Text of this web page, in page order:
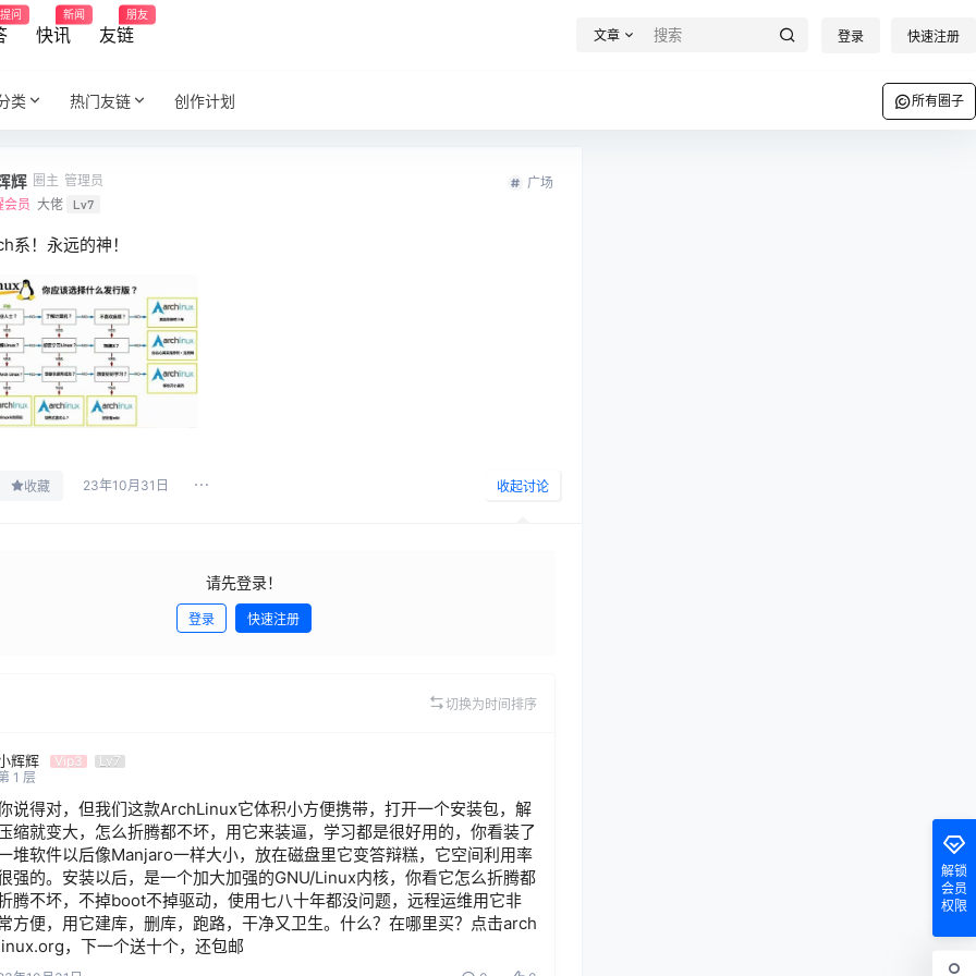
提问
快讯
新闻
友链
朋友
文章 登录 快速注册
类 热门友链 创作计划 所有圈子
辉 圈主 管理员
会员 大佬 Lv7
广场
系！永远的神！
收藏 23年10月31日 收起讨论
请先登录！
登录 快速注册
切换为时间排序
辉辉 Vip3
Lv7
1 层
说得对，但我们这款ArchLinux它体积小方便携带，打开一个安装包，解
缩就变大，怎么折腾都不坏，用它来装逼，学习都是很好用的，你看装了
堆软件以后像Manjaro一样大小，放在磁盘里它变答辩糕，它空间利用率
强的。安装以后，是一个加大加强的GNU/Linux内核，你看它怎么折腾都
腾不坏，不掉boot不掉驱动，使用七八十年都没问题，远程运维用它非
方便，用它建库，删库，跑路，干净又卫生。什么？在哪里买？点击arch
，下一个送十个，还包邮
解锁
会员
权限